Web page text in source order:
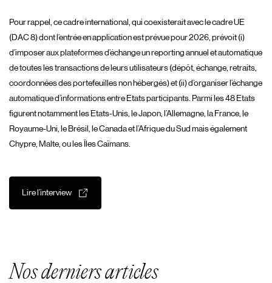
Pour rappel, ce cadre international, qui coexisterait avec le cadre UE
(DAC 8) dont l’entrée en application est prévue pour 2026, prévoit (i)
d’imposer aux plateformes d’échange un reporting annuel et automatique
de toutes les transactions de leurs utilisateurs (dépôt, échange, retraits,
coordonnées des portefeuilles non hébergés) et (ii) d’organiser l’échange
automatique d’informations entre Etats participants. Parmi les 48 Etats
figurent notamment les Etats-Unis, le Japon, l’Allemagne, la France, le
Royaume-Uni, le Brésil, le Canada et l’Afrique du Sud mais également
Chypre, Malte, ou les Îles Caïmans.
Lire l’interview
Nos derniers articles